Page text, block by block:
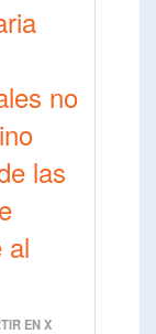
no
las
al
EN X